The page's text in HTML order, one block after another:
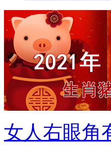
女人右眼角